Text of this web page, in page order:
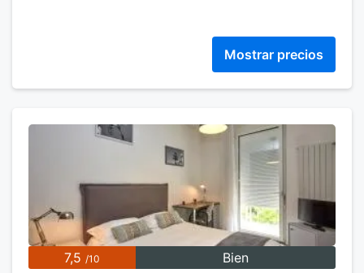
Mostrar precios
7,5 /10 Bien